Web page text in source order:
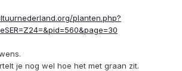
planten.php?
je nog wel hoe het met graan zit.